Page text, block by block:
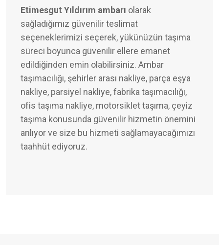
Etimesgut Yıldırım ambarı olarak
sağladığımız güvenilir teslimat
seçeneklerimizi seçerek, yükünüzün taşıma
süreci boyunca güvenilir ellere emanet
edildiğinden emin olabilirsiniz. Ambar
taşımacılığı, şehirler arası nakliye, parça eşya
nakliye, parsiyel nakliye, fabrika taşımacılığı,
ofis taşıma nakliye, motorsiklet taşıma, çeyiz
taşıma konusunda güvenilir hizmetin önemini
anlıyor ve size bu hizmeti sağlamayacağımızı
taahhüt ediyoruz.